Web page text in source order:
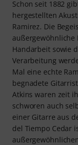
Schon seit 1882
hergestellten
Ramirez. Die
Handarbeit sowie
Verarbeitung
Mal eine echte
begnadete
Atkins waren zeit
schworen auch
einer Gitarre aus
del Tiempo Cedar